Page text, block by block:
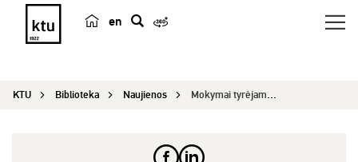
en
e
KTU Biblioteka Naujienos Mokymai tyrėjams ir mokslininkams „Piliečių moks...